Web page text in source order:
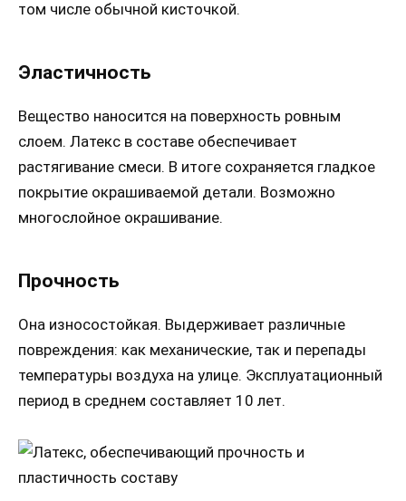
том числе обычной кисточкой.
Эластичность
Вещество наносится на поверхность ровным
слоем. Латекс в составе обеспечивает
растягивание смеси. В итоге сохраняется гладкое
покрытие окрашиваемой детали. Возможно
многослойное окрашивание.
Прочность
Она износостойкая. Выдерживает различные
повреждения: как механические, так и перепады
температуры воздуха на улице. Эксплуатационный
период в среднем составляет 10 лет.